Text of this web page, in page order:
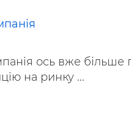
ось вже більше
на ринку ...